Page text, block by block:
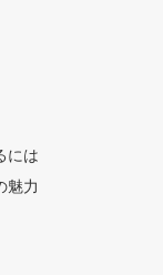
には
魅力